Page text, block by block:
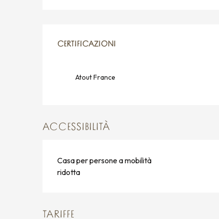
OFFERTE DI
CERTIFICAZIONI
CERTIFICAZIONI
Atout France
ACCESSIBILITÀ
Casa per persone a mobilità
ridotta
TARIFFE